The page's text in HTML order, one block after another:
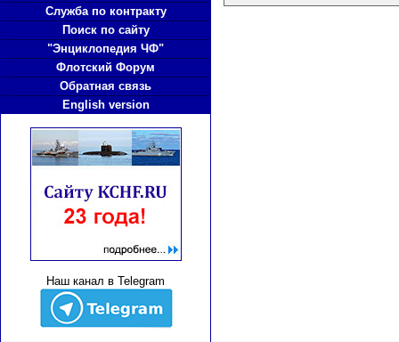
Служба по контракту
Поиск по сайту
"Энциклопедия ЧФ"
Флотский Форум
Обратная связь
English version
Наш канал в Telegram